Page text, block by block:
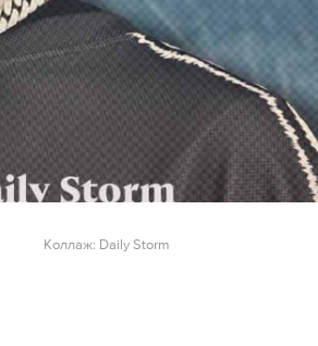
Коллаж: Daily Storm